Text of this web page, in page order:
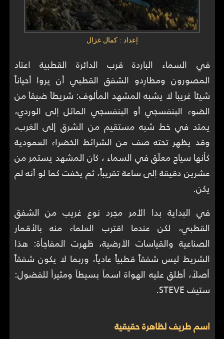
إعداد : كمال غزال
في السماء الباردة قرب الدائرة القطبية اعتاد
المصورون ومطارِدو الشفق القطبي أن يروا أحياناً
شيئاً غريباً لا يشبه المشهد المألوف: شريطاً ضيقاً من
الضوء البنفسجي أو البنفسجي المائل إلى الوردي،
يمتد في خط شبه مستقيم من الشرق إلى الغرب،
وقد يظهر تحته صف من الشرائط الخضراء العمودية
كأنها سياج معلّق في السماء ، كان المشهد يستمر من
عشرين دقيقة إلى ساعة تقريباً، ثم يخفت كما لو أنه لم
يكن.
في البداية بدا الأمر مجرد نوع غريب من الشفق
القطبي، لكن عندما اقترب العلماء منه بالأقمار
الصناعية والقياسات الأرضية، ظهرت المفاجأة: هذا
الشريط ليس شفقاً قطبياً عادياً، وربما لا يكون شفقاً
أصلاً، أطلق عليه الهواة اسماً بسيطاً ومثيراً للفضول:
ستيف STEVE.
اسم طريف لظاهرة حقيقية